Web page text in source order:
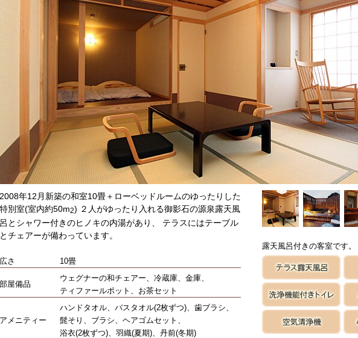
2008年12月新築の和室10畳＋ローベッドルームのゆったりした
特別室(室内約50m2) ２人がゆったり入れる御影石の源泉露天風
呂とシャワー付きのヒノキの内湯があり、 テラスにはテーブル
とチェアーが備わっています。
広さ 10畳
部屋備品
ウェグナーの和チェアー、冷蔵庫、金庫、
ティファールポット、お茶セット
アメニティー
ハンドタオル、バスタオル(2枚ずつ)、歯ブラシ、
髭そり、ブラシ、ヘアゴムセット、
浴衣(2枚ずつ)、羽織(夏期)、丹前(冬期)
露天風呂付きの客室です。